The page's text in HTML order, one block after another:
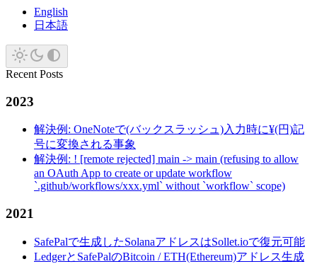
English
日本語
Recent Posts
2023
解決例: OneNoteで(バックスラッシュ)入力時に¥(円)記
号に変換される事象
解決例: ! [remote rejected] main -> main (refusing to allow
an OAuth App to create or update workflow
`.github/workflows/xxx.yml` without `workflow` scope)
2021
SafePalで生成したSolanaアドレスはSollet.ioで復元可能
LedgerとSafePalのBitcoin / ETH(Ethereum)アドレス生成